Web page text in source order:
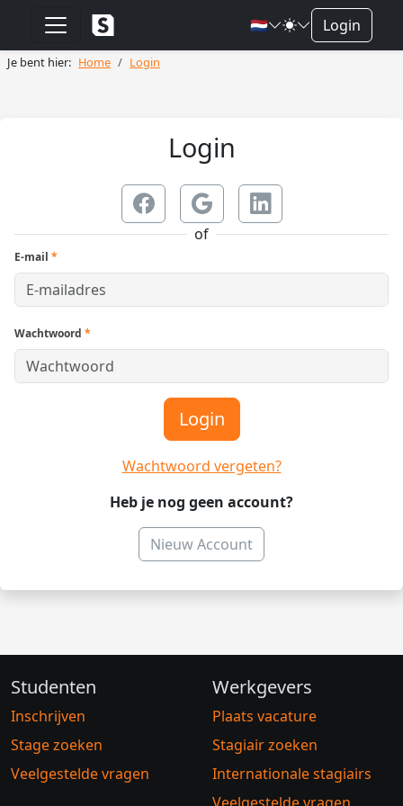
🇳🇱 Login
Je bent hier: Home Login
Login
of
E-mail *
Wachtwoord *
Login
Wachtwoord vergeten?
Heb je nog geen account?
Nieuw Account
Studenten
Inschrijven
Stage zoeken
Veelgestelde vragen
Werkgevers
Plaats vacature
Stagiair zoeken
Internationale stagiairs